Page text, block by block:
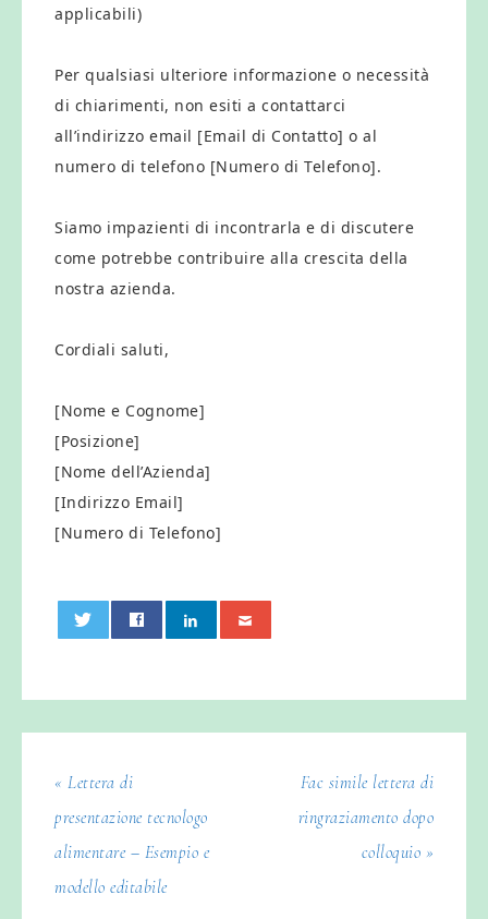
applicabili)
Per qualsiasi ulteriore informazione o necessità
di chiarimenti, non esiti a contattarci
all’indirizzo email [Email di Contatto] o al
numero di telefono [Numero di Telefono].
Siamo impazienti di incontrarla e di discutere
come potrebbe contribuire alla crescita della
nostra azienda.
Cordiali saluti,
[Nome e Cognome]
[Posizione]
[Nome dell’Azienda]
[Indirizzo Email]
[Numero di Telefono]
« Lettera di
presentazione tecnologo
alimentare – Esempio e
modello editabile
Fac simile lettera di
ringraziamento dopo
colloquio​ »